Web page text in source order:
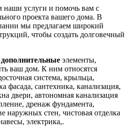
наши услуги и помочь вам с
проекта вашего дома. В
мы предлагаем широкий
чтобы создать долговечный
дополнительные элементы,
ваш дом. К ним относятся
система, крыльца,
фасада, сантехника, канализация,
двери, автономная канализация
дренаж фундамента,
наружных стен, чистовая отделка
электрика,.